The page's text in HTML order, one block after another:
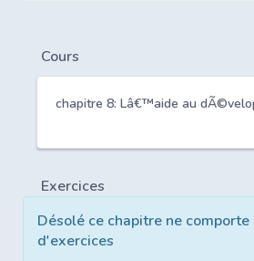
Cours
chapitre 8: Lâ€™aide au
Exercices
Désolé ce chapitre ne comporte
d'exercices